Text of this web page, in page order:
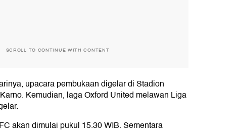
SCROLL TO CONTINUE WITH CONTENT
upacara pembukaan digelar di Stadion
Kemudian, laga Oxford United melawan Liga
akan dimulai pukul 15.30 WIB. Sementara